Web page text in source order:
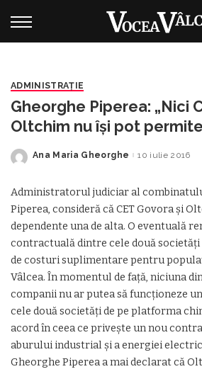
ADMINISTRAŢIE
Gheorghe Piperea: „Nici
Oltchim nu își pot
relațiile”
Posted
Ana Maria Gheorghe 10 iulie 2016
Administratorul judiciar al
Piperea, consideră că CET Govora şi
dependente una de alta. O eventuală
contractuală dintre cele două societăţi
de costuri suplimentare pentru
Vâlcea. În momentul de faţă, niciuna
companii nu ar putea să funcţioneze
cele două societăţi de pe platforma
acord în ceea ce priveşte un nou
aburului industrial şi a energiei
Gheorghe Piperea a mai declarat că